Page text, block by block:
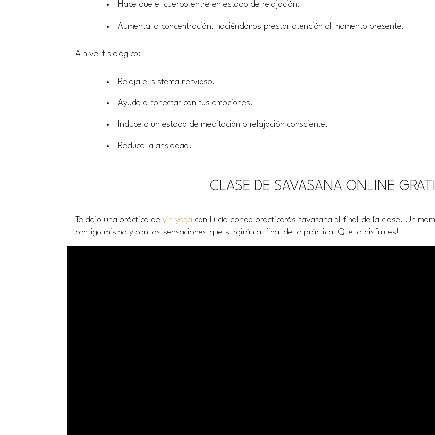
Hace que el cuerpo entre en estado de relajación.
Aumenta la concentración, haciéndonos prestar atención al momento presente.
A nivel fisiológico:
Relaja el sistema nervioso.
Ayuda a conectar con tus emociones.
Induce a un estado de meditación o relajación consciente.
Reduce la ansiedad.
CLASE DE SAVASANA ONLINE
Te dejo una práctica de yin yoga con Lucía donde practicarás savasana al final de la clase. Un
contigo mismo y con las sensaciones que surgirán al final de la práctica. Que lo disfrutes!